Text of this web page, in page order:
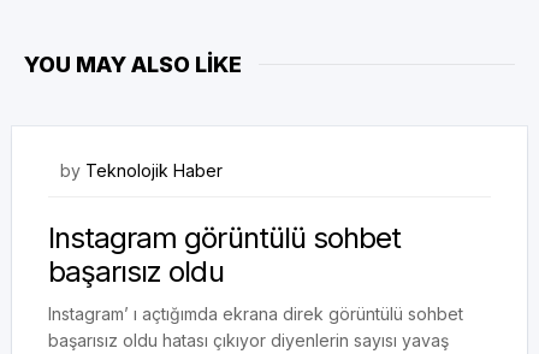
YOU MAY ALSO LIKE
by Teknolojik Haber
Instagram görüntülü sohbet
başarısız oldu
Instagram’ ı açtığımda ekrana direk görüntülü sohbet
başarısız oldu hatası çıkıyor diyenlerin sayısı yavaş